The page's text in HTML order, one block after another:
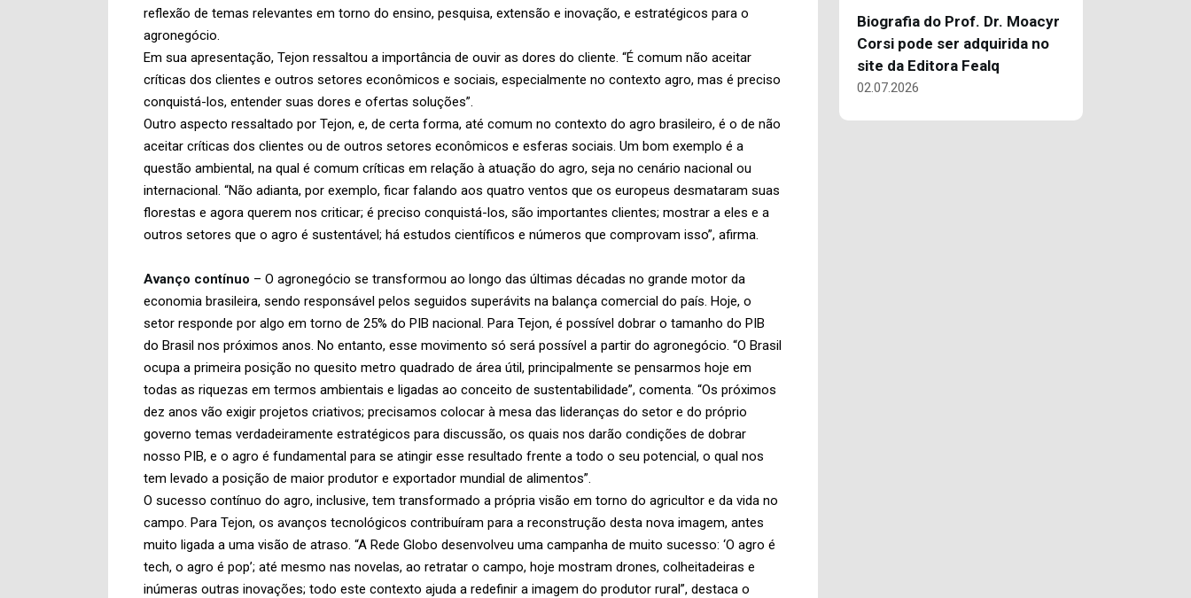
reflexão de temas relevantes em torno do ensino, pesquisa, extensão e inovação, e estratégicos para o
agronegócio.
Em sua apresentação, Tejon ressaltou a importância de ouvir as dores do cliente. “É comum não aceitar
críticas dos clientes e outros setores econômicos e sociais, especialmente no contexto agro, mas é preciso
conquistá-los, entender suas dores e ofertas soluções”.
Outro aspecto ressaltado por Tejon, e, de certa forma, até comum no contexto do agro brasileiro, é o de não
aceitar críticas dos clientes ou de outros setores econômicos e esferas sociais. Um bom exemplo é a
questão ambiental, na qual é comum críticas em relação à atuação do agro, seja no cenário nacional ou
internacional. “Não adianta, por exemplo, ficar falando aos quatro ventos que os europeus desmataram suas
florestas e agora querem nos criticar; é preciso conquistá-los, são importantes clientes; mostrar a eles e a
outros setores que o agro é sustentável; há estudos científicos e números que comprovam isso”, afirma.
Avanço contínuo – O agronegócio se transformou ao longo das últimas décadas no grande motor da
economia brasileira, sendo responsável pelos seguidos superávits na balança comercial do país. Hoje, o
setor responde por algo em torno de 25% do PIB nacional. Para Tejon, é possível dobrar o tamanho do PIB
do Brasil nos próximos anos. No entanto, esse movimento só será possível a partir do agronegócio. “O Brasil
ocupa a primeira posição no quesito metro quadrado de área útil, principalmente se pensarmos hoje em
todas as riquezas em termos ambientais e ligadas ao conceito de sustentabilidade”, comenta. “Os próximos
dez anos vão exigir projetos criativos; precisamos colocar à mesa das lideranças do setor e do próprio
governo temas verdadeiramente estratégicos para discussão, os quais nos darão condições de dobrar
nosso PIB, e o agro é fundamental para se atingir esse resultado frente a todo o seu potencial, o qual nos
tem levado a posição de maior produtor e exportador mundial de alimentos”.
O sucesso contínuo do agro, inclusive, tem transformado a própria visão em torno do agricultor e da vida no
campo. Para Tejon, os avanços tecnológicos contribuíram para a reconstrução desta nova imagem, antes
muito ligada a uma visão de atraso. “A Rede Globo desenvolveu uma campanha de muito sucesso: ‘O agro é
tech, o agro é pop’; até mesmo nas novelas, ao retratar o campo, hoje mostram drones, colheitadeiras e
inúmeras outras inovações; todo este contexto ajuda a redefinir a imagem do produtor rural”, destaca o
Biografia do Prof. Dr. Moacyr
Corsi pode ser adquirida no
site da Editora Fealq
02.07.2026